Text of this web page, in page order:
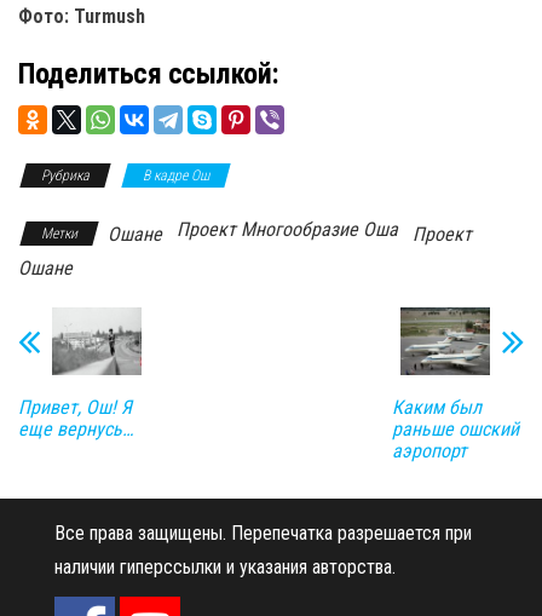
Фото: Turmush
Поделиться ссылкой:
Рубрика В кадре Ош
Метки Ошане Проект Многообразие Оша
Проект
Ошане
Привет, Ош! Я
еще вернусь…
Каким был
раньше ошский
аэропорт
Все права защищены. Перепечатка разрешается при
наличии гиперссылки и указания авторства.